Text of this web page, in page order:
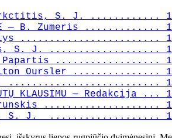
Mctrkctitis, S. J. ............
— B. Zumeris .............
........................
Kezys, S. J. ...................
— J. Papartis ..................
— Fulton Oursler ...............
K. ..........................
KLAUSIMU — Redakcija ...
J. Prunskis ....................
S. J. ...................